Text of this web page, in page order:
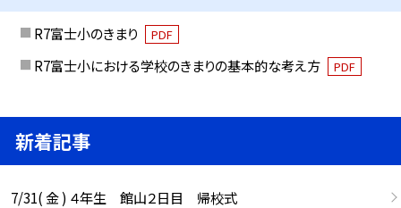
R7富士小のきまり PDF
R7富士小における学校のきまりの基本的な考え方 PDF
新着記事
7/31( 金 ) ４年生 館山２日目 帰校式